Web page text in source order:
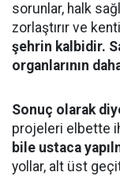
sorunlar, halk
zorlaştırır ve
şehrin kalbidir.
organlarının
Sonuç olarak
projeleri elbette
bile ustaca
yollar, alt üst